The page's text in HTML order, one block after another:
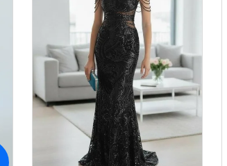
2 054 Kč